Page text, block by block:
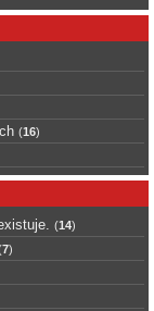
(16)
(14)
7)